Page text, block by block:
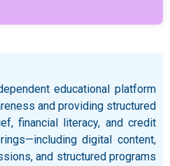
educational platform
and providing structured
financial literacy, and credit
digital content,
and structured programs